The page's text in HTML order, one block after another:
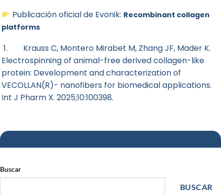
Publicación oficial de Evonik: Recombinant collagen
platforms
1. Krauss C, Montero Mirabet M, Zhang JF, Mader K.
Electrospinning of animal-free derived collagen-like
protein: Development and characterization of
VECOLLAN(R)- nanofibers for biomedical applications.
Int J Pharm X. 2025;10:100398.
Publicado en
Buscar
BUSCAR